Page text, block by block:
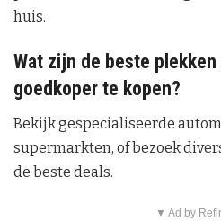
huis.
Wat zijn de beste
goedkoper te kopen?
Bekijk gespecialiseerde
supermarkten, of bezoek
de beste deals.
▼ Ad by